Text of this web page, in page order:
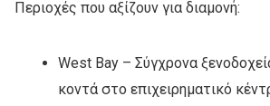
Περιοχές που αξίζουν για διαμονή:
West Bay – Σύγχρονα
κοντά στο επιχειρηματικό